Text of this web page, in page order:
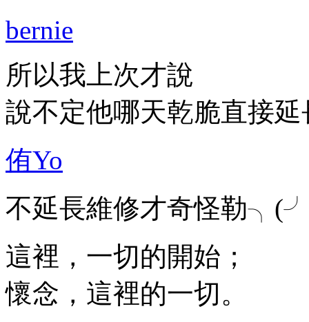
bernie
所以我上次才說
說不定他哪天乾脆直接
侑Yo
不延長維修才奇怪勒
這裡，一切的開始；
懷念，這裡的一切。